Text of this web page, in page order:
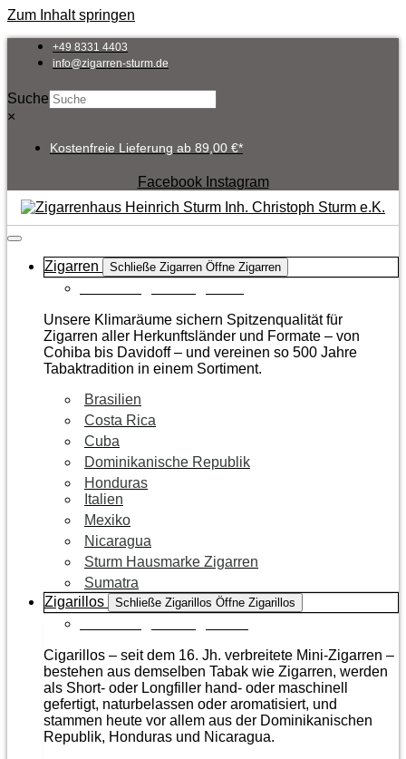
Zum Inhalt springen
+49 8331 4403
info@zigarren-sturm.de
Suche
×
Kostenfreie Lieferung ab 89,00 €*
Facebook Instagram
Zigarren Schließe Zigarren Öffne Zigarren
Unsere Klimaräume sichern Spitzenqualität für
Zigarren aller Herkunftsländer und Formate – von
Cohiba bis Davidoff – und vereinen so 500 Jahre
Tabaktradition in einem Sortiment.
Brasilien
Costa Rica
Cuba
Dominikanische Republik
Honduras
Italien
Mexiko
Nicaragua
Sturm Hausmarke Zigarren
Sumatra
Zigarillos
Schließe Zigarillos Öffne Zigarillos
Cigarillos – seit dem 16. Jh. verbreitete Mini-Zigarren –
bestehen aus demselben Tabak wie Zigarren, werden
als Short- oder Longfiller hand- oder maschinell
gefertigt, naturbelassen oder aromatisiert, und
stammen heute vor allem aus der Dominikanischen
Republik, Honduras und Nicaragua.